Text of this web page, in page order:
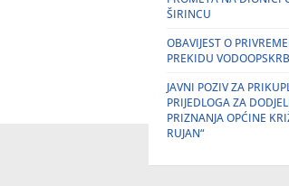
ŠIRINCU
OBAVIJEST O
PREKIDU
JAVNI POZIV ZA
PRIJEDLOGA ZA
PRIZNANJA OPĆINE
RUJAN“